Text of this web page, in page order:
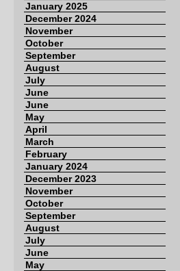
January 2025
December 2024
November
October
September
August
July
June
June
May
April
March
February
January 2024
December 2023
November
October
September
August
July
June
May